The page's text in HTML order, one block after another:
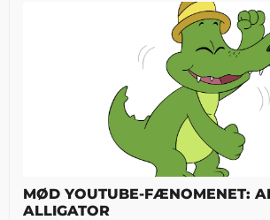
MØD YOUTUBE-FÆNOMENET:
ALLIGATOR